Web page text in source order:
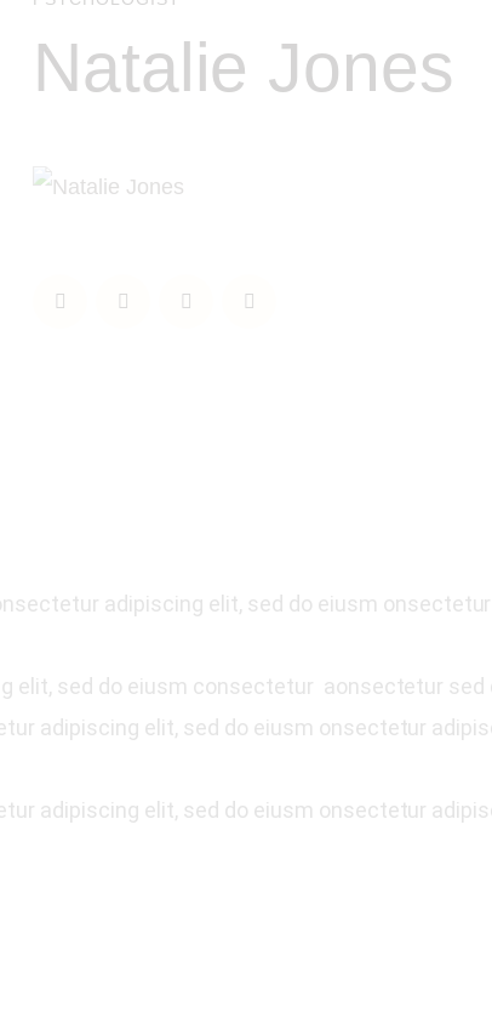
Natalie Jones
adipiscing elit, sed do eiusm
elit, sed do eiusm consectetur aonsectetur sed
adipiscing elit, sed do eiusm onsectetur
adipiscing elit, sed do eiusm onsectetur